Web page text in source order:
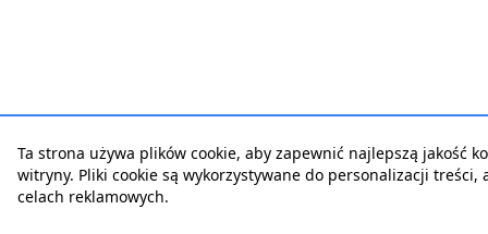
Ta strona używa plików cookie, aby zapewnić najlepszą jakość
witryny. Pliki cookie są wykorzystywane do personalizacji treści,
celach reklamowych.